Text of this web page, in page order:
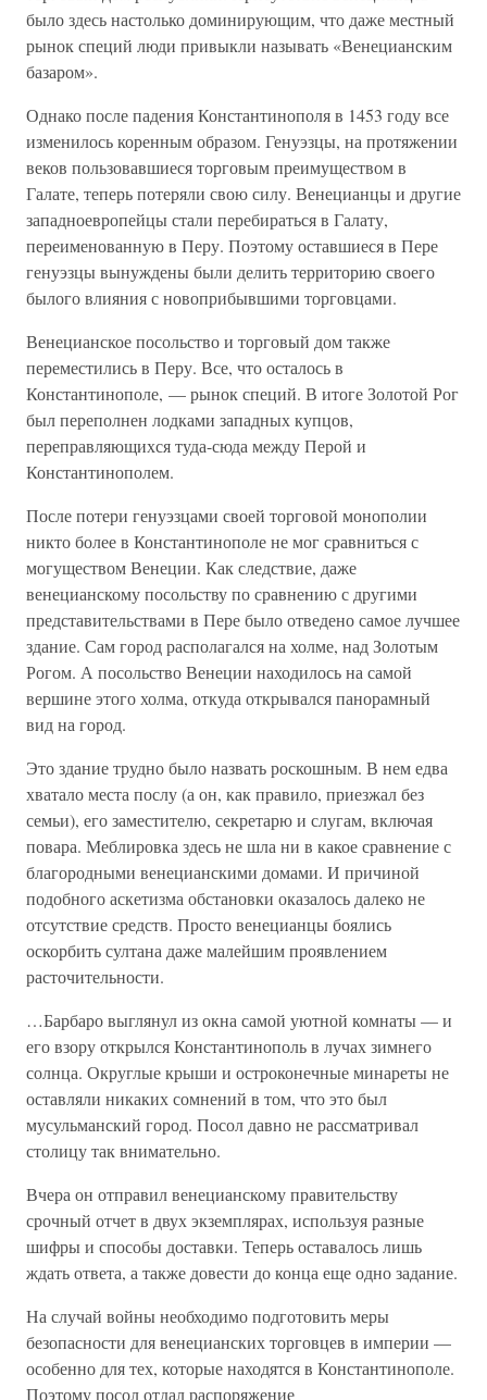
было здесь настолько доминирующим, что даже местный
рынок специй люди привыкли называть «Венецианским
базаром».
Однако после падения Константинополя в 1453 году все
изменилось коренным образом. Генуэзцы, на протяжении
веков пользовавшиеся торговым преимуществом в
Галате, теперь потеряли свою силу. Венецианцы и другие
западноевропейцы стали перебираться в Галату,
переименованную в Перу. Поэтому оставшиеся в Пере
генуэзцы вынуждены были делить территорию своего
былого влияния с новоприбывшими торговцами.
Венецианское посольство и торговый дом также
переместились в Перу. Все, что осталось в
Константинополе, — рынок специй. В итоге Золотой Рог
был переполнен лодками западных купцов,
переправляющихся туда-сюда между Перой и
Константинополем.
После потери генуэзцами своей торговой монополии
никто более в Константинополе не мог сравниться с
могуществом Венеции. Как следствие, даже
венецианскому посольству по сравнению с другими
представительствами в Пере было отведено самое лучшее
здание. Сам город располагался на холме, над Золотым
Рогом. А посольство Венеции находилось на самой
вершине этого холма, откуда открывался панорамный
вид на город.
Это здание трудно было назвать роскошным. В нем едва
хватало места послу (а он, как правило, приезжал без
семьи), его заместителю, секретарю и слугам, включая
повара. Меблировка здесь не шла ни в какое сравнение с
благородными венецианскими домами. И причиной
подобного аскетизма обстановки оказалось далеко не
отсутствие средств. Просто венецианцы боялись
оскорбить султана даже малейшим проявлением
расточительности.
…Барбаро выглянул из окна самой уютной комнаты — и
его взору открылся Константинополь в лучах зимнего
солнца. Округлые крыши и остроконечные минареты не
оставляли никаких сомнений в том, что это был
мусульманский город. Посол давно не рассматривал
столицу так внимательно.
Вчера он отправил венецианскому правительству
срочный отчет в двух экземплярах, используя разные
шифры и способы доставки. Теперь оставалось лишь
ждать ответа, а также довести до конца еще одно задание.
На случай войны необходимо подготовить меры
безопасности для венецианских торговцев в империи —
особенно для тех, которые находятся в Константинополе.
Поэтому посол отдал распоряжение